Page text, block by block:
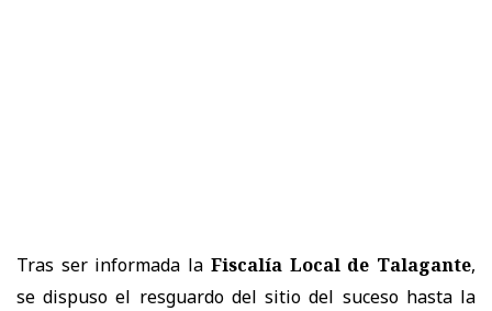
Tras ser informada la Fiscalía Local de Talagante,
se dispuso el resguardo del sitio del suceso hasta la